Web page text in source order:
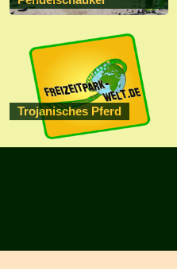
Trojanisches Pferd